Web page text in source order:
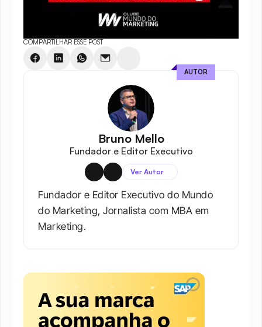
COMPARTILHAR ESSE POST
Bruno Mello
Fundador e Editor Executivo
Ver Autor
Fundador e Editor Executivo do Mundo
do Marketing, Jornalista com MBA em
Marketing.
AUTOR